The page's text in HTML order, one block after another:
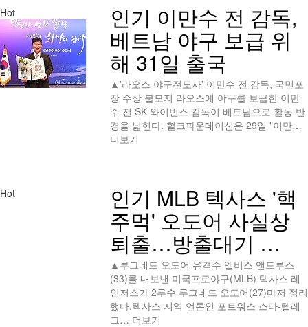
Hot
인기 이만수 전 감독,
베트남 야구 보급 위
해 31일 출국
▲'라오스 야구전도사' 이만수 전 감독, 국민포
장 수상 불모지 라오스에 야구를 보급한 이만
수 전 SK 와이번스 감독이 베트남으로 활동 반
경을 넓힌다. 헐크파운데이션은 29일 "이만…
더보기
Hot 인기 MLB 텍사스 '핵
주먹' 오도어 사실상
퇴출…방출대기 …
▲루그네드 오도어 유격수 엘비스 앤드루스
(33)를 내보낸 미국프로야구(MLB) 텍사스 레
인저스가 2루수 루그네드 오도어(27)마저 정리
했다.텍사스 지역 언론인 포트워스 스타-텔레
그… 더보기